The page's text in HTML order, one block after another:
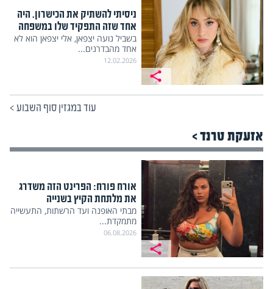
ניסיתי להשתיק את הכישרון. היה
אחד שזה התפקיד שלו במשפחה
בשביל נועה יצפאן, אלי יצפאן הוא לא
אחד מהבדרנים...
12.02.2026
עוד במגזין סוף השבוע>
אזעקת טרנד >
אורח פורח: הפרינט הזה משדרג
את מלתחת הקיץ בשנייה
מבתי האופנה ועד הרשתות, התעשייה
מתמקדת...
06.08.2026